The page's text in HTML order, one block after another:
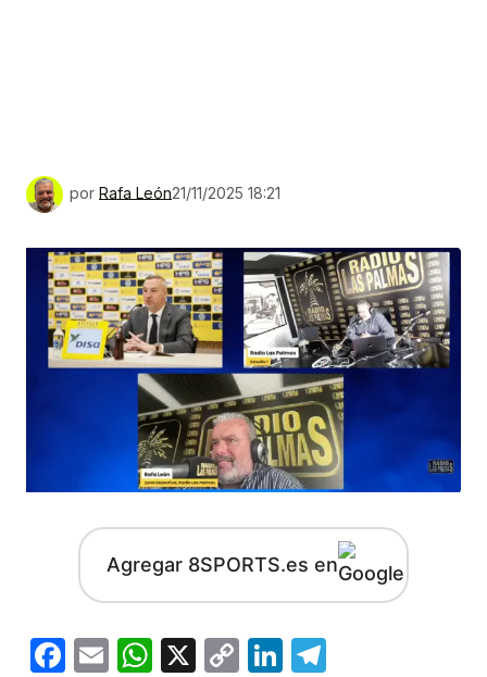
por Rafa León21/11/2025 18:21
Agregar 8SPORTS.es en
Facebook
EmailWhatsApp
X
CopyLinkedIn